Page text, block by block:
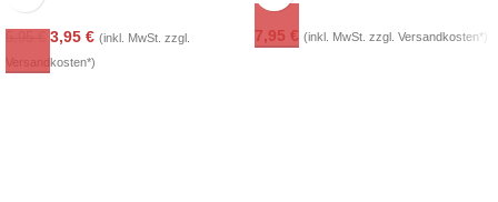
3,95 € (inkl. MwSt. zzgl.
Versandkosten*)
für Damen in
Edelstahl vergoldet
7,95 € (inkl. MwSt. zzgl. Versandkosten*)